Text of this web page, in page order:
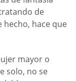
de
hecho, hace que
mayor o
solo, no se